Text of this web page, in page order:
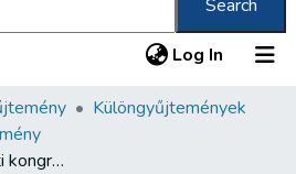
Search
Log In (current)
Különgyűjtemények
Az irodalomtörténeti kongresszus után